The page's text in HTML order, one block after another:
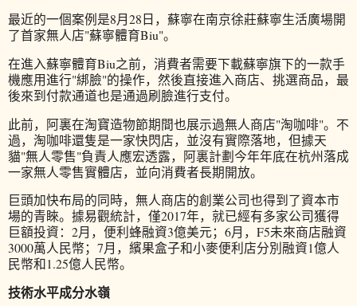
最近的一個案例是8月28日，蘇寧在南京徐莊蘇寧生活廣場開
了首家無人店"蘇寧體育Biu"。
在進入蘇寧體育Biu之前，消費者需要下載蘇寧旗下的一款手
機應用進行"綁臉"的操作，然後直接進入商店、挑選商品，最
後來到付款通道也是通過刷臉進行支付。
此前，阿裏在淘寶造物節期間也展示過無人商店"淘咖啡"。不
過，淘咖啡還隻是一家快閃店，並沒有實際落地，但據天
貓"無人零售"負責人應宏透露，阿裏計劃今年年底在杭州落成
一家無人零售實體店，並向消費者長期開放。
巨頭加快布局的同時，無人商店的創業公司也得到了資本市
場的青睞。據易觀統計，僅2017年，就已經有多家公司獲得
巨額投資：2月，便利蜂融資3億美元；6月，F5未來商店融資
3000萬人民幣；7月，繽果盒子和小麥便利店分別融資1億人
民幣和1.25億人民幣。
技術水平成分水嶺